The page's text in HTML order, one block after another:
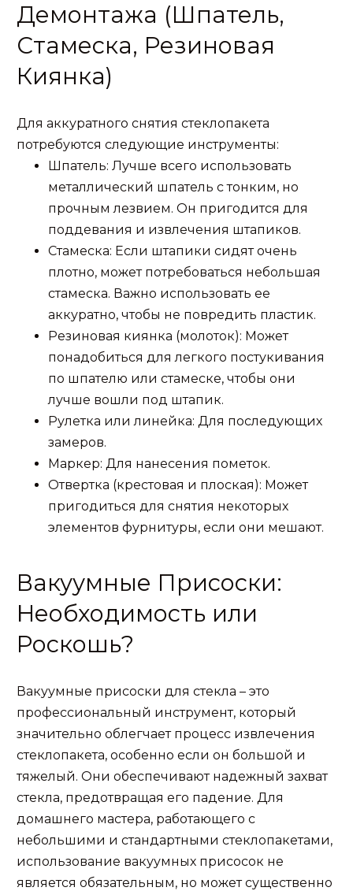
Демонтажа (Шпатель,
Стамеска, Резиновая
Киянка)
Для аккуратного снятия стеклопакета
потребуются следующие инструменты:
Шпатель: Лучше всего использовать
металлический шпатель с тонким, но
прочным лезвием. Он пригодится для
поддевания и извлечения штапиков.
Стамеска: Если штапики сидят очень
плотно, может потребоваться небольшая
стамеска. Важно использовать ее
аккуратно, чтобы не повредить пластик.
Резиновая киянка (молоток): Может
понадобиться для легкого постукивания
по шпателю или стамеске, чтобы они
лучше вошли под штапик.
Рулетка или линейка: Для последующих
замеров.
Маркер: Для нанесения пометок.
Отвертка (крестовая и плоская): Может
пригодиться для снятия некоторых
элементов фурнитуры, если они мешают.
Вакуумные Присоски:
Необходимость или
Роскошь?
Вакуумные присоски для стекла – это
профессиональный инструмент, который
значительно облегчает процесс извлечения
стеклопакета, особенно если он большой и
тяжелый. Они обеспечивают надежный захват
стекла, предотвращая его падение. Для
домашнего мастера, работающего с
небольшими и стандартными стеклопакетами,
использование вакуумных присосок не
является обязательным, но может существенно